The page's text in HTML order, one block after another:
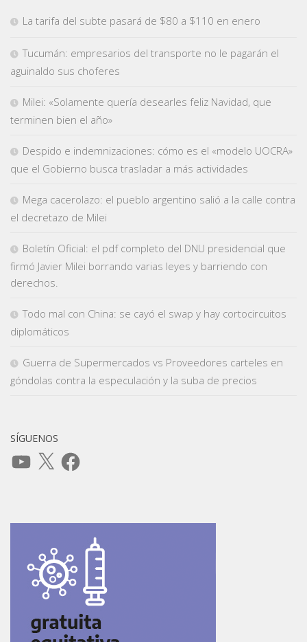
La tarifa del subte pasará de $80 a $110 en enero
Tucumán: empresarios del transporte no le pagarán el
aguinaldo sus choferes
Milei: «Solamente quería desearles feliz Navidad, que
terminen bien el año»
Despido e indemnizaciones: cómo es el «modelo UOCRA»
que el Gobierno busca trasladar a más actividades
Mega cacerolazo: el pueblo argentino salió a la calle contra
el decretazo de Milei
Boletín Oficial: el pdf completo del DNU presidencial que
firmó Javier Milei borrando varias leyes y barriendo con
derechos.
Todo mal con China: se cayó el swap y hay cortocircuitos
diplomáticos
Guerra de Supermercados vs Proveedores carteles en
góndolas contra la especulación y la suba de precios
SÍGUENOS
YouTube
X Facebook